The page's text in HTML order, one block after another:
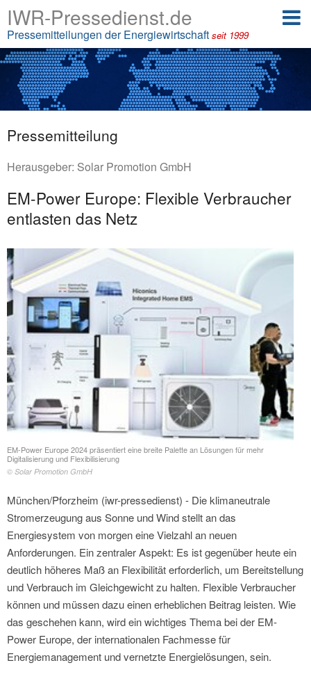
IWR-Pressedienst.de
Pressemitteilungen der Energiewirtschaft seit 1999
Pressemitteilung
Herausgeber: Solar Promotion GmbH
EM-Power Europe: Flexible Verbraucher
entlasten das Netz
EM-Power Europe 2024 präsentiert eine breite Palette an Lösungen für mehr
Digitalisierung und Flexibilisierung
© Solar Promotion GmbH
München/Pforzheim (iwr-pressedienst) - Die klimaneutrale
Stromerzeugung aus Sonne und Wind stellt an das
Energiesystem von morgen eine Vielzahl an neuen
Anforderungen. Ein zentraler Aspekt: Es ist gegenüber heute ein
deutlich höheres Maß an Flexibilität erforderlich, um Bereitstellung
und Verbrauch im Gleichgewicht zu halten. Flexible Verbraucher
können und müssen dazu einen erheblichen Beitrag leisten. Wie
das geschehen kann, wird ein wichtiges Thema bei der EM-
Power Europe, der internationalen Fachmesse für
Energiemanagement und vernetzte Energielösungen, sein.